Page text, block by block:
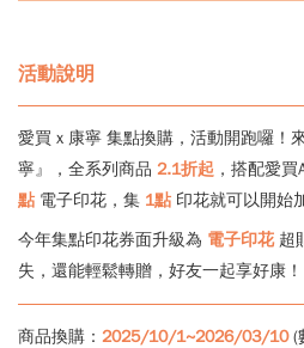
活動說明
愛買 x 康寧 集點換購，活動開跑囉！
寧』，全系列商品 2.1折起 ，搭配愛
點 電子印花，集 1點 印花就可以開始
今年集點印花券面升級為 電子印花超
失，還能輕鬆轉贈，好友一起享好康！
商品換購： 2025/10/1~2026/03/10(